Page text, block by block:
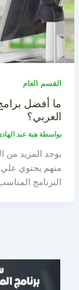
القسم العام
ما أفضل
العربي؟
بواسطة هبة عبد
يوجد المزيد من
منهم يحتوي علي
البرنامج